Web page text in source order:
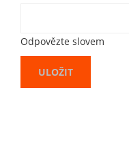
Odpovězte slovem